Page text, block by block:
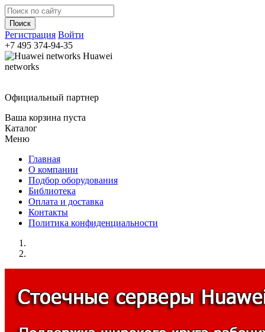
Регистрация Войти
+7 495 374-94-35
Huawei
networks
Официальный партнер
Ваша корзина пуста
Каталог
Меню
Главная
О компании
Подбор оборудования
Библиотека
Оплата и доставка
Контакты
Политика конфиденциальности